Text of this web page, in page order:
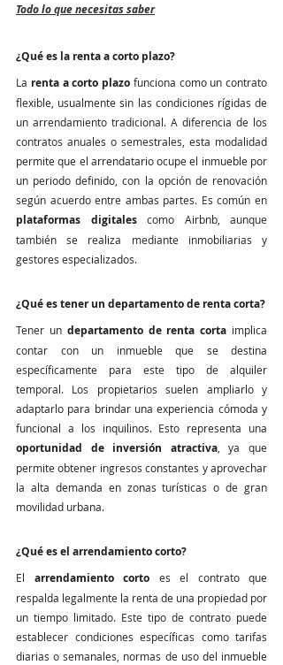
Todo lo que necesitas saber
¿Qué es la renta a corto plazo?
La renta a corto plazo funciona como un contrato
flexible, usualmente sin las condiciones rígidas de
un arrendamiento tradicional. A diferencia de los
contratos anuales o semestrales, esta modalidad
permite que el arrendatario ocupe el inmueble por
un periodo definido, con la opción de renovación
plataformas digitales como Airbnb, aunque
también se realiza mediante inmobiliarias y
gestores especializados.
¿Qué es tener un departamento de renta corta?
Tener un departamento de renta corta implica
contar con un inmueble que se destina
específicamente para este tipo de alquiler
temporal. Los propietarios suelen ampliarlo y
adaptarlo para brindar una experiencia cómoda y
oportunidad de inversión atractiva, ya que
permite obtener ingresos constantes y aprovechar
la alta demanda en zonas turísticas o de gran
movilidad urbana.
¿Qué es el arrendamiento corto?
El arrendamiento corto es el contrato que
respalda legalmente la renta de una propiedad por
un tiempo limitado. Este tipo de contrato puede
establecer condiciones específicas como tarifas
diarias o semanales, normas de uso del inmueble